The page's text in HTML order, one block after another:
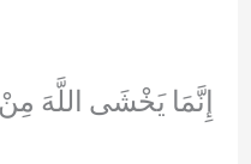
إِنَّمَا يَخْشَى اللَّهَ مِنْ